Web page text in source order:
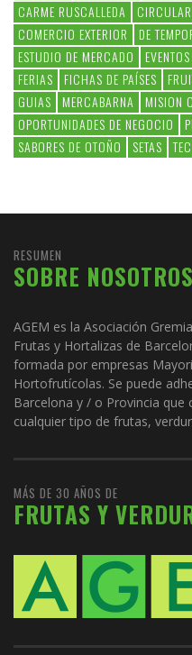
CARME RUSCALLEDA
CIRCULAR
COMERCIO EXTERIOR
DE
ESTUDIO DE MERCADO
EVENTOS
FERIAS
FICHAS DE PAÍSES
GUIAS
MERCABARNA MISION
OPORTUNIDADES DE NEGOCIO
SABORES DE OTOÑO
SETAS
RESUMEN
SOBRE NOSOTROS
AGEM es la Asociación
Frutas y Hortalizas de
formada por empresas
Hortofrutícolas. Se puede
Barcelona y / o Provincia
cualquier tipo de frutas,
MÁS DE 30 AÑOS DE
FRUTAS Y